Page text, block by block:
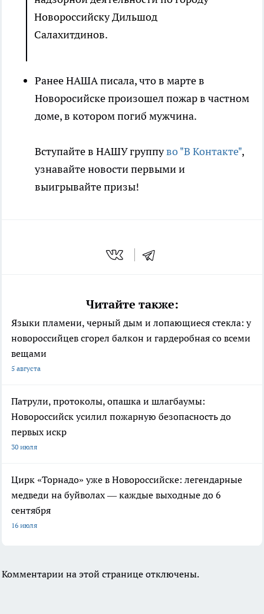
Новороссийску Дильшод
Салахитдинов.
Ранее НАША писала, что в марте в
Новоросийске произошел пожар в частном
доме, в котором погиб мужчина.
Вступайте в НАШУ группуво "В Контакте",
узнавайте новости первыми и
выигрывайте призы!
Читайте также:
Языки пламени, черный дым и лопающиеся стекла: у
новороссийцев сгорел балкон и гардеробная со всеми
вещами
5 августа
Патрули, протоколы, опашка и шлагбаумы:
Новороссийск усилил пожарную безопасность до
первых искр
30 июля
Цирк «Торнадо» уже в Новороссийске: легендарные
медведи на буйволах — каждые выходные до 6
сентября
16 июля
Комментарии на этой странице отключены.